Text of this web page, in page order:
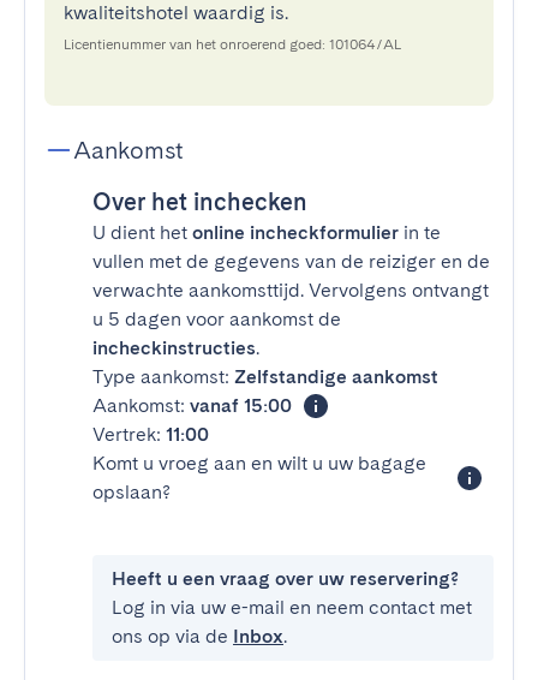
kwaliteitshotel waardig is.
Licentienummer van het onroerend goed: 101064/AL
Aankomst
Over het inchecken
U dient het online incheckformulier in te
vullen met de gegevens van de reiziger en de
verwachte aankomsttijd. Vervolgens ontvangt
u 5 dagen voor aankomst de
incheckinstructies.
Type aankomst: Zelfstandige aankomst
Aankomst: vanaf 15:00
Vertrek: 11:00
Komt u vroeg aan en wilt u uw bagage
opslaan?
Heeft u een vraag over uw reservering?
Log in via uw e-mail en neem contact met
ons op via de Inbox.